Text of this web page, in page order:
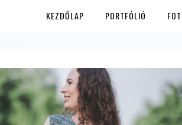
KEZDŐLAP PORTFÓLIÓ